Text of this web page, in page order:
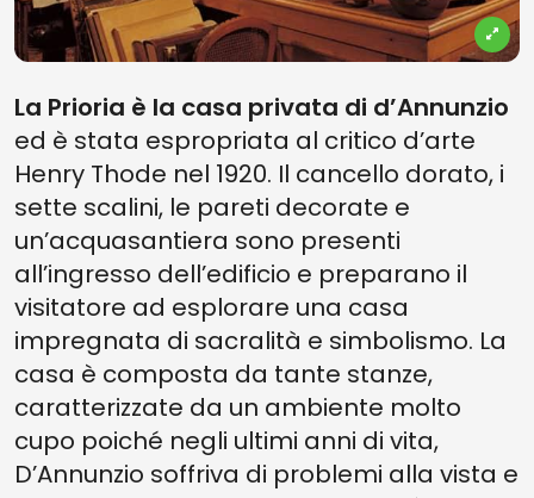
La Prioria è la casa privata di d’Annunzio
ed è stata espropriata al critico d’arte
Henry Thode nel 1920. Il cancello dorato, i
sette scalini, le pareti decorate e
un’acquasantiera sono presenti
all’ingresso dell’edificio e preparano il
visitatore ad esplorare una casa
impregnata di sacralità e simbolismo. La
casa è composta da tante stanze,
caratterizzate da un ambiente molto
cupo poiché negli ultimi anni di vita,
D’Annunzio soffriva di problemi alla vista e